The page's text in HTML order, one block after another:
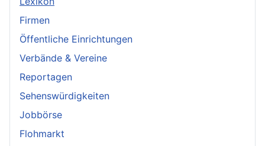
Firmen
Öffentliche Einrichtungen
Verbände & Vereine
Reportagen
Sehenswürdigkeiten
Jobbörse
Flohmarkt